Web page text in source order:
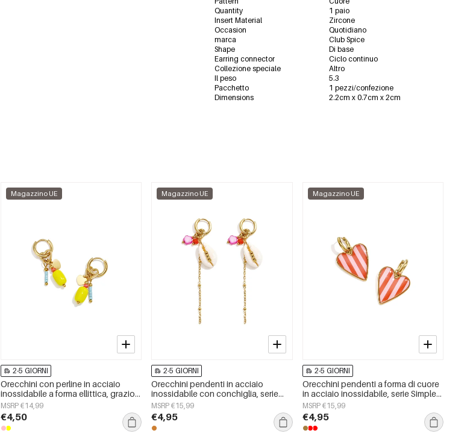
Quantity
1 paio
Insert Material
Zircone
Occasion
Quotidiano
marca
Club Spice
Shape
Di base
Earring connector
Ciclo continuo
Collezione speciale
Altro
Il peso
5.3
Pacchetto
1 pezzi/confezione
Dimensions
2.2cm x 0.7cm x 2cm
Magazzino UE
2-5 GIORNI
Orecchini con perline in acciaio
inossidabile a forma ellittica, graziosi
e semplici, della serie Daily Simple,
gioielli da donna.
MSRP €14,99
€4,50
Magazzino UE
2-5 GIORNI
Orecchini pendenti in acciaio
inossidabile con conchiglia, serie
Simple, gioielli da donna.
MSRP €15,99
€4,95
Magazzino UE
2-5 GIORNI
Orecchini pendenti a forma di cuore
in acciaio inossidabile, serie Simple
Daily Simple, gioielli da donna
MSRP €15,99
€4,95